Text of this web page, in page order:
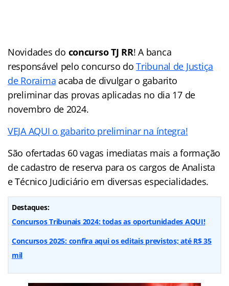
Novidades do concurso TJ RR! A banca
responsável pelo concurso doTribunal de Justiça
de Roraima acaba de divulgar o gabarito
preliminar das provas aplicadas no dia 17 de
novembro de 2024.
VEJA AQUI o gabarito preliminar na íntegra!
São ofertadas 60 vagas imediatas mais a formação
de cadastro de reserva para os cargos de Analista
e Técnico Judiciário em diversas especialidades.
Destaques:
Concursos Tribunais 2024: todas as oportunidades AQUI!
Concursos 2025: confira aqui os editais previstos; até R$ 35
mil